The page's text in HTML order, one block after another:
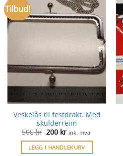
Tilbud!
Veskelås til festdrakt. Med
skulderreim
500kr Opprinnelig
pris
var:
500 kr.
200 krNåværende
pris
er:
200 kr.
ink. mva.
LEGG I HANDLEKURV